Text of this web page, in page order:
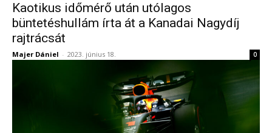
Kaotikus időmérő után utólagos
büntetéshullám írta át a Kanadai Nagydíj
rajtrácsát
Majer Dániel - 2023. június 18. 0